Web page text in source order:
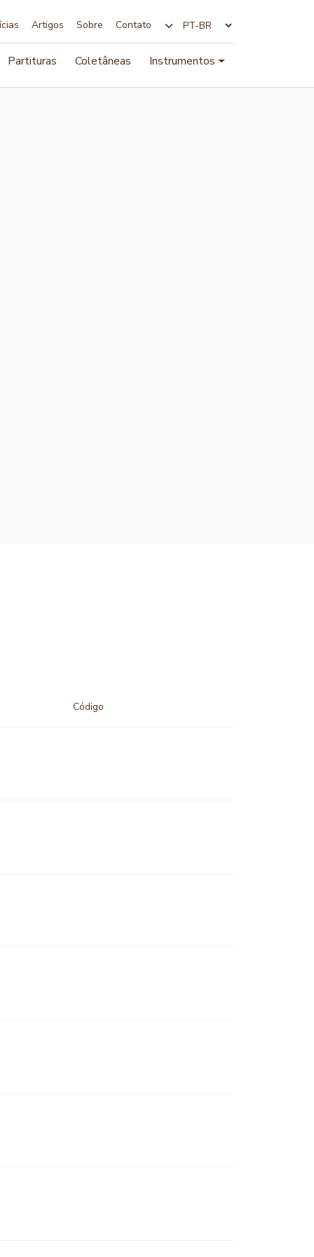
Artigos Sobre Contato
Partituras Coletâneas Instrumentos
Código